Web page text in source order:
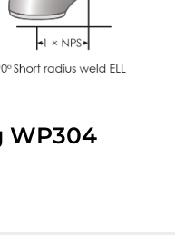
WP304